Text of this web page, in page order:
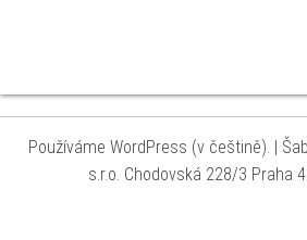
Používáme WordPress (v češtině). |
s.r.o. Chodovská 228/3 Praha